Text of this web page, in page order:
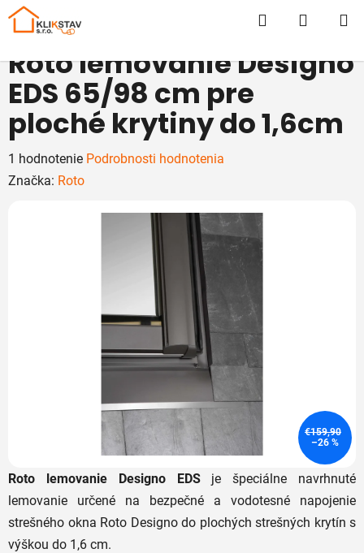
Prejsť
Hľadať
Roto lemovanie Designo EDS ješpeciálne navrhnuté
lemovanie určené na bezpečné a vodotesné napojenie
strešného okna Roto Designo do plochých strešných krytín s
výškou do 1,6 cm.
Roto lemovanie Designo
EDS 65/98 cm pre
ploché krytiny do 1,6cm
Priemerné
hodnotenie
1 hodnotenie Podrobnosti hodnotenia
Značka: Roto
€159,90
–26 %